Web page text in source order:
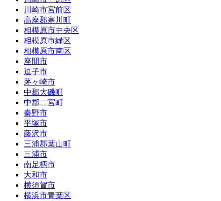
川崎市宮前区
高座郡寒川町
相模原市中央区
相模原市緑区
相模原市南区
座間市
逗子市
茅ヶ崎市
中郡大磯町
中郡二宮町
秦野市
平塚市
藤沢市
三浦郡葉山町
三浦市
南足柄市
大和市
横須賀市
横浜市青葉区